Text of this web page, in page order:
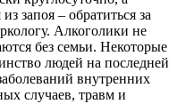
запоя – обратиться за
Алкоголики не
без семьи. Некоторые
людей на последней
внутренних
случаев, травм и